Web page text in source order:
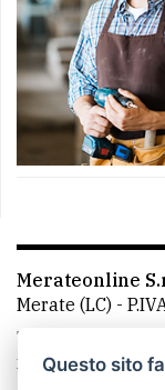
Merateonline
Merate (LC) -
Telefono:
mail:Questo sito